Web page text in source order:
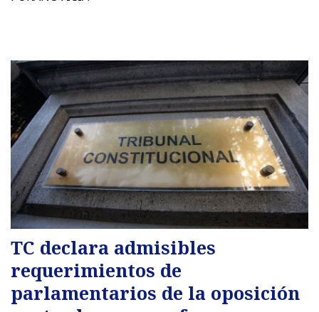
TC declara admisibles
requerimientos de
parlamentarios de la oposición